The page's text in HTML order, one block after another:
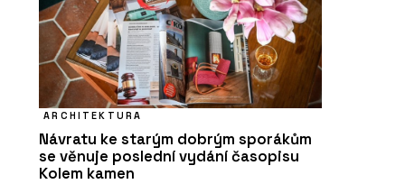
ARCHITEKTURA
Návratu ke starým dobrým sporákům
se věnuje poslední vydání časopisu
Kolem kamen